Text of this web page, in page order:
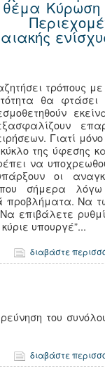
θέμα Κύρωση
τρόπους με
θα φτάσει
Γιατί
της ύφεσης
να
οι
που σήμερα
προβλήματα. Να
επιβάλετε
υπουργέ”...
διαβάστε
του
διαβάστε